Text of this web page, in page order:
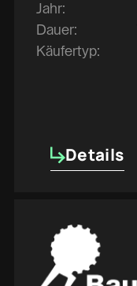
Jahr:
Dauer:
Käufertyp:
Details
Details